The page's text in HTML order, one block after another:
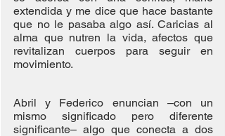
extendida y me dice que hace bastante
que no le pasaba algo así. Caricias al
alma que nutren la vida, afectos que
revitalizan cuerpos para seguir en
movimiento.
Abril y Federico enuncian –con un
mismo significado pero diferente
significante– algo que conecta a dos